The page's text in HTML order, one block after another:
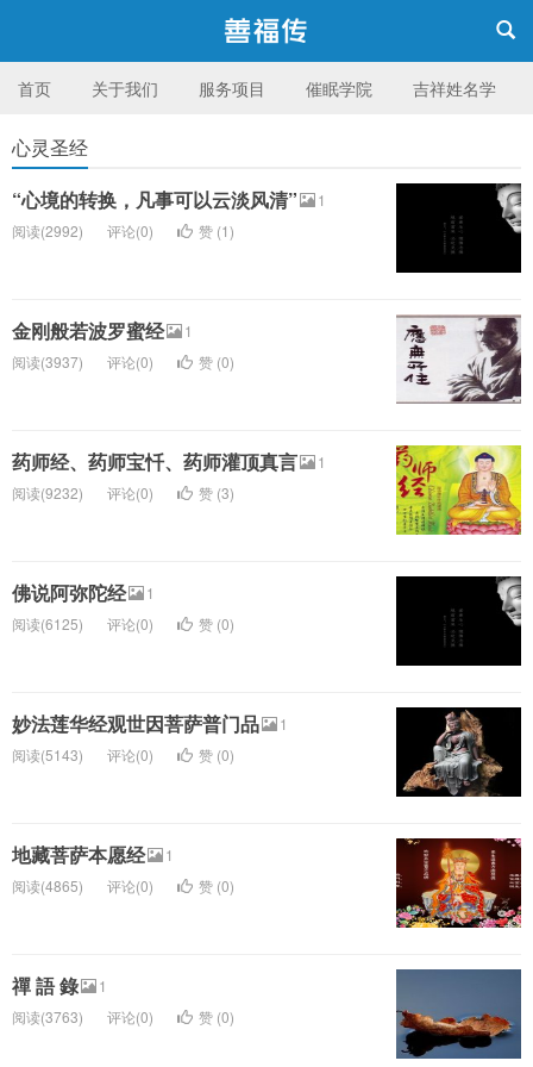
首页 关于我们 服务项目 催眠学院 吉祥姓名学
心灵圣经
“心境的转换，凡事可以云淡风清”
1
阅读(2992)
评论(0) 赞 (1)
金刚般若波罗蜜经
1
阅读(3937)
评论(0) 赞 (0)
药师经、药师宝忏、药师灌顶真言
1
阅读(9232)
评论(0) 赞 (3)
佛说阿弥陀经
1
阅读(6125)
评论(0) 赞 (0)
妙法莲华经观世因菩萨普门品
1
阅读(5143)
评论(0) 赞 (0)
地藏菩萨本愿经
1
阅读(4865)
评论(0) 赞 (0)
禪 語 錄
1
阅读(3763)
评论(0) 赞 (0)